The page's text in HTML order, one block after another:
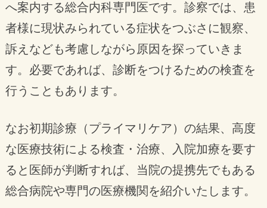
へ案内する総合内科専門医です。診察では、患
者様に現状みられている症状をつぶさに観察、
訴えなども考慮しながら原因を探っていきま
す。必要であれば、診断をつけるための検査を
行うこともあります。
なお初期診療（プライマリケア）の結果、高度
な医療技術による検査・治療、入院加療を要す
ると医師が判断すれば、当院の提携先でもある
総合病院や専門の医療機関を紹介いたします。